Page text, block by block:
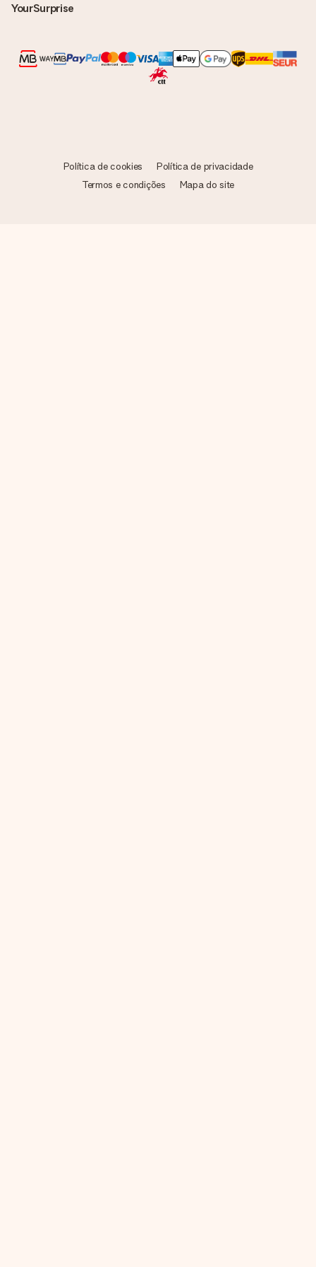
YourSurprise
Política de cookies
Política de privacidade
Termos e condições
Mapa do site